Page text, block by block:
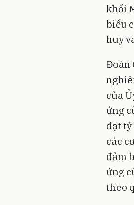
khối
biểu
huy
Đoàn
của
ứng
đạt
các
đảm
ứng
theo